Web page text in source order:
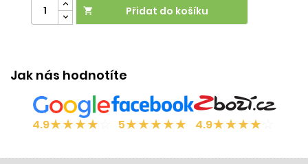
 Přidat do košíku
Jak nás hodnotíte
4.9★★★★ 5★★★★★ 4.9★★★★